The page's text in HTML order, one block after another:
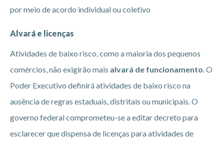
por meio de acordo individual ou coletivo
Alvará e licenças
Atividades de baixo risco, como a maioria dos pequenos
comércios, não exigirão mais alvará de funcionamento. O
Poder Executivo definirá atividades de baixo risco na
ausência de regras estaduais, distritais ou municipais. O
governo federal comprometeu-se a editar decreto para
esclarecer que dispensa de licenças para atividades de